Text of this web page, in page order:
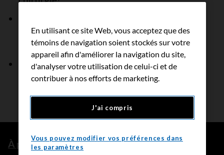
après la chirurgie? Si oui, de quel type s’agit-
À quelle fréquence les visites de suivi sont-
elles prévues? Qui est responsable du suivi
À propos de nous
En utilisant ce site Web, vous acceptez que des
témoins de navigation soient stockés sur votre
appareil afin d'améliorer la navigation du site,
d'analyser votre utilisation de celui-ci et de
contribuer à nos efforts de marketing.
J'ai compris
Vous pouvez modifier vos préférences dans
les paramètres